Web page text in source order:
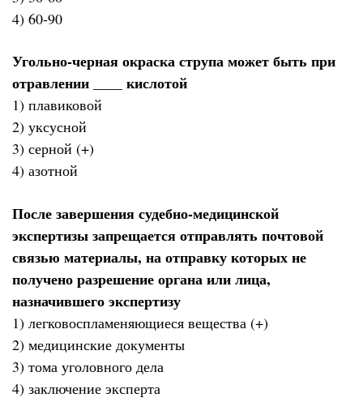
4) 60-90
Угольно-черная окраска струпа может быть при
отравлении ____ кислотой
1) плавиковой
2) уксусной
3) серной (+)
4) азотной
После завершения судебно-медицинской
экспертизы запрещается отправлять почтовой
связью материалы, на отправку которых не
получено разрешение органа или лица,
назначившего экспертизу
1) легковоспламеняющиеся вещества (+)
2) медицинские документы
3) тома уголовного дела
4) заключение эксперта